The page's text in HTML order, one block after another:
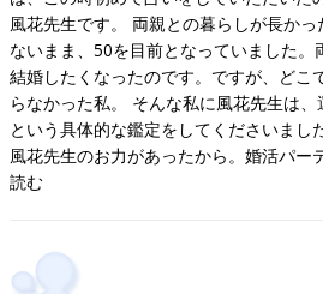
風花先生です。 両親との暮らしが長か
ないまま、50を目前となっていました。
結婚したくなったのです。ですが、どこ
らなかった私。 そんな私に風花先生は
という具体的な鑑定をしてくださいまし
風花先生のお力があったから。婚活パ
読む